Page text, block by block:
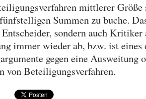
mittlerer
Summen zu buche.
sondern auch Kritiker
immer wieder ab, bzw. ist eines
gegen eine Ausweitung
von Beteiligungsverfahren.